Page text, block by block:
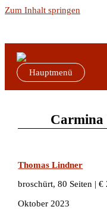
Zum Inhalt springen
Hauptmenü
Carmina
Thomas Lindner
broschürt, 80 Seiten | €
Oktober 2023